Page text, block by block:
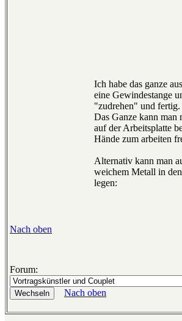
Ich habe das ganze
eine Gewindestange
"zudrehen" und fertig.
Das Ganze kann
auf der Arbeitsplatte
Hände zum arbeiten
Alternativ kann man
weichem Metall in
legen:
Nach oben
Forum:
Nach oben